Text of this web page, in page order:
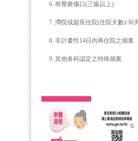
6. 有壓瘡傷口(三級以上)
7. 滯院或超長住院(住院天數≧30
8. 非計畫性14日內再住院之個案
9. 其他各科認定之特殊個案